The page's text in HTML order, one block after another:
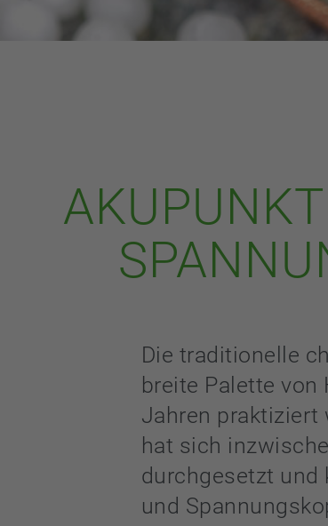
Die traditionelle
breite Palette
Jahren praktiziert
hat sich
durchgesetzt und
und